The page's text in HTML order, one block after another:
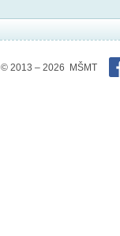
© 2013 – 2026 MŠMT